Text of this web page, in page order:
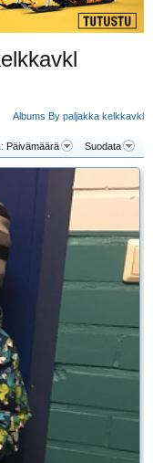
Albums By paljakka kelkkavkl
Päivämäärä Suodata